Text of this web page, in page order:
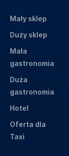
Mały sklep
Duży sklep
Mała
gastronomia
Duża
gastronomia
Hotel
Oferta dla
Taxi